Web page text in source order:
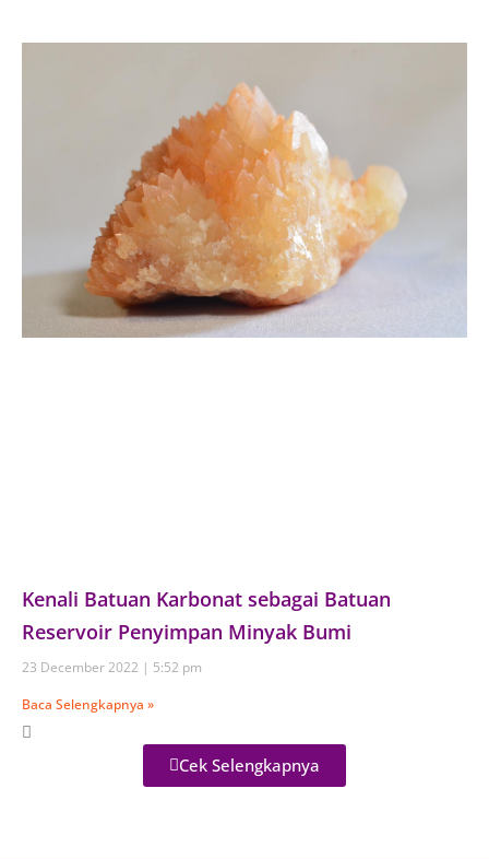
Kenali Batuan Karbonat sebagai Batuan
Reservoir Penyimpan Minyak Bumi
23 December 2022
5:52 pm
Baca Selengkapnya »
Cek Selengkapnya